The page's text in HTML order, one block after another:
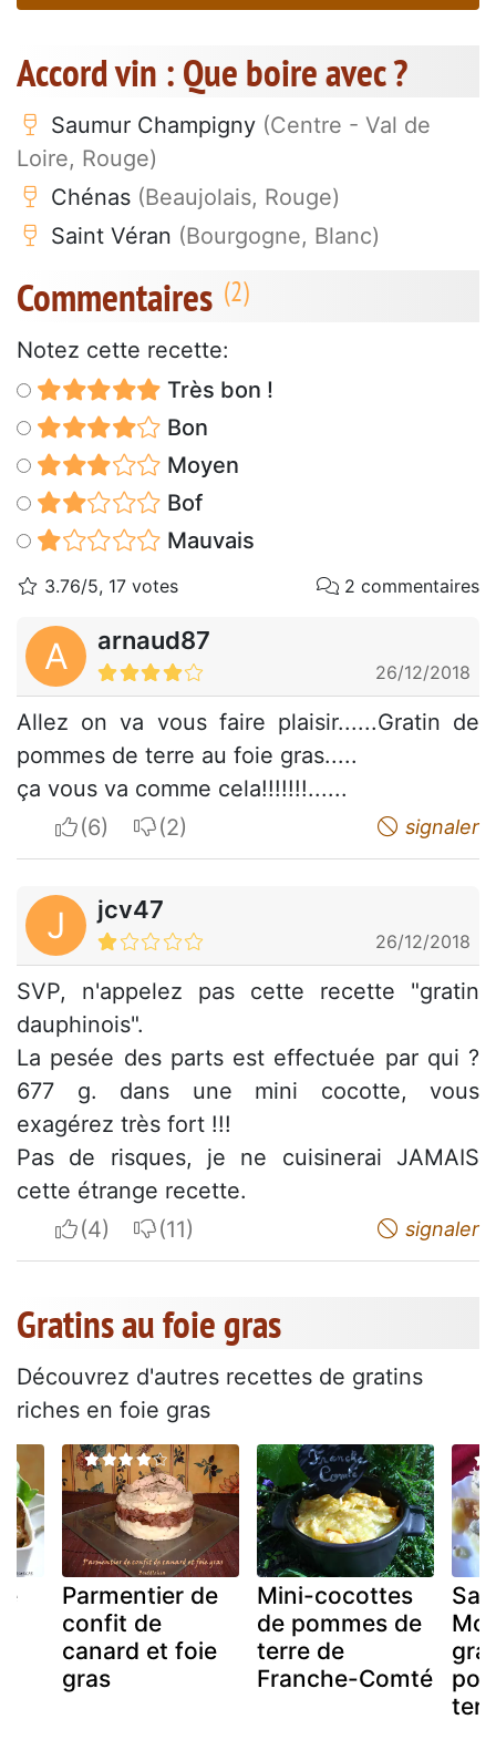
Accord vin : Que boire avec ?
Saumur Champigny (Centre - Val de
Loire, Rouge)
Chénas (Beaujolais, Rouge)
Saint Véran (Bourgogne, Blanc)
Commentaires
Notez cette recette:
Très bon !
Bon
Moyen
Bof
Mauvais
3.76/5, 17 votes 2 commentaires
A arnaud87
26/12/2018
Allez on va vous faire plaisir......Gratin de
pommes de terre au foie gras.....
ça vous va comme cela!!!!!!!......
I apreciateI do not appreciate signaler
J jcv47
26/12/2018
SVP, n'appelez pas cette recette "gratin
dauphinois".
La pesée des parts est effectuée par qui ?
677 g. dans une mini cocotte, vous
exagérez très fort !!!
Pas de risques, je ne cuisinerai JAMAIS
cette étrange recette.
I apreciateI do not appreciate signaler
Gratins au foie gras
Découvrez d'autres recettes de gratins
riches en foie gras
Parmentier de
confit de
canard et foie
gras
Mini-cocottes
de pommes de
terre de
Franche-Comté